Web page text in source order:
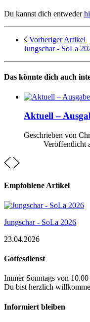
Du kannst dich entweder
Vorheriger Artikel
Jungschar - SoLa
Das könnte dich auch
Aktuell –
Geschrieben von
Veröffentlicht
Empfohlene Artikel
Jungschar - SoLa 2026
23.04.2026
Gottesdienst
Immer Sonntags von
Du bist herzlich
Informiert bleiben